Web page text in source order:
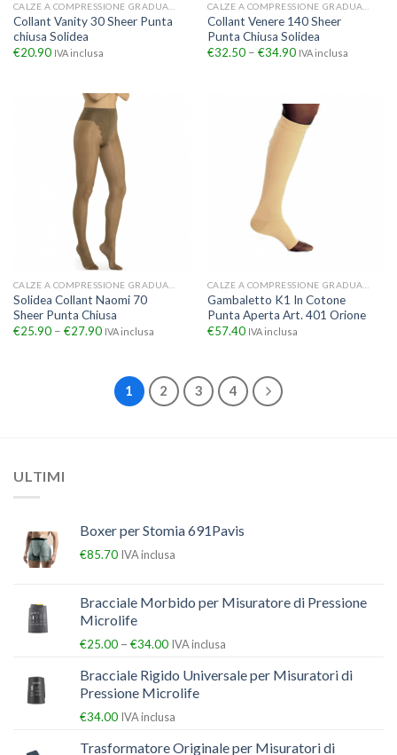
CALZE A COMPRESSIONE GRADUATA
Collant Vanity 30 Sheer Punta
chiusa Solidea
€20.90 IVA inclusa
CALZE A COMPRESSIONE GRADUATA
Collant Venere 140 Sheer
Punta Chiusa Solidea
€32.50– €34.90 IVA inclusa
CALZE A COMPRESSIONE GRADUATA
Solidea Collant Naomi 70
Sheer Punta Chiusa
€25.90– €27.90 IVA inclusa
CALZE A COMPRESSIONE GRADUATA
Gambaletto K1 In Cotone
Punta Aperta Art. 401 Orione
€57.40 IVA inclusa
1 2 3 4
ULTIMI
Boxer per Stomia 691Pavis
€85.70 IVA inclusa
Bracciale Morbido per Misuratore di Pressione
Microlife
€25.00 – €34.00 IVA inclusa
Bracciale Rigido Universale per Misuratori di
Pressione Microlife
€34.00 IVA inclusa
Trasformatore Originale per Misuratori di